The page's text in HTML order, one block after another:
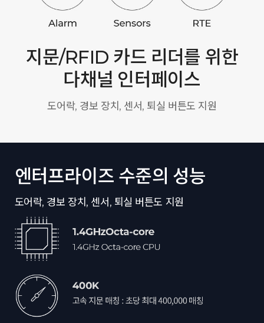
지문/RFID 카드 리더를 위한
다채널 인터페이스
도어락, 경보 장치, 센서, 퇴실 버튼도 지원
엔터프라이즈 수준의 성능
도어락, 경보 장치, 센서, 퇴실 버튼도 지원